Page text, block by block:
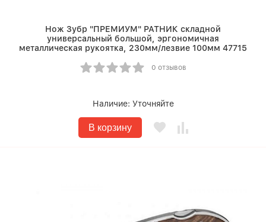
Нож Зубр "ПРЕМИУМ" РАТНИК складной
универсальный большой, эргономичная
металлическая рукоятка, 230мм/лезвие 100мм 47715
0 отзывов
Наличие: Уточняйте
В корзину